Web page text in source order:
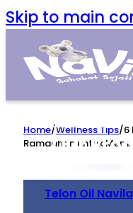
Skip to main
Home
Our
Telon Oil Navila
Home/Wellness Tips/6
Ramadhan untuk